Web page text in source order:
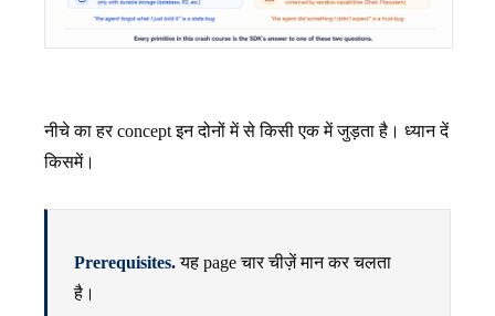
नीचे का हर concept इन दोनों में से किसी एक में जुड़ता है। ध्यान दें
किसमें।
Prerequisites.यह page चार चीज़ें मान कर चलता
है।